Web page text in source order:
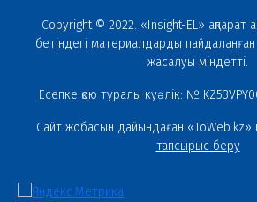
Copyright © 2022. «Insight-EL» ақпарат
бетіндегі материалдарды
жасалуы міндетті.
Есепке қою туралы куәлік: №
Сайт жобасын дайындаған «ToWeb.kz»
тапсырыс беру